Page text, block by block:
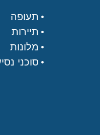
תעופה
תיירות
מלונות
סוכני נסיעות